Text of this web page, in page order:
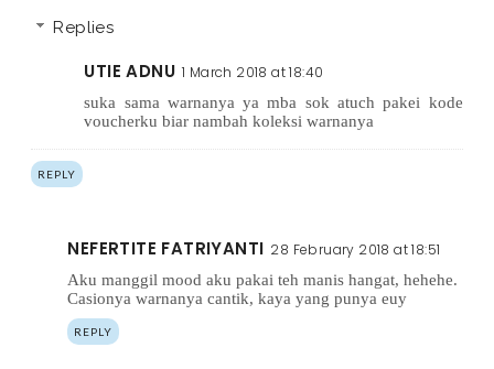
Replies
UTIE ADNU 1 March 2018 at 18:40
suka sama warnanya ya mba sok atuch pakei kode
voucherku biar nambah koleksi warnanya
REPLY
NEFERTITE FATRIYANTI 28 February 2018 at 18:51
Aku manggil mood aku pakai teh manis hangat, hehehe.
Casionya warnanya cantik, kaya yang punya euy
REPLY